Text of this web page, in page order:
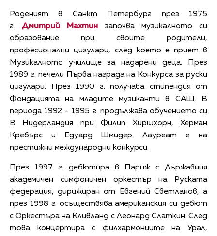
Роденият в Санкт Петербург през 1975
г. Дмитрий Махтин започва музикалното си
образование при своите родители,
професионални цигулари, след което е приет в
Музикалното училище за надарени деца. През
1989 г. печели Първа награда на Конкурса за руски
цигулари. През 1990 г. получава стипендия от
Фондацията на младите музиканти в САЩ. В
периода 1992 – 1995 г. продължава обучението си
В Нидерландия при Филип Хиршхорн, Херман
Кребърс и Едуард Шмидер. Лауреат е на
престижни международни конкурси.
През 1997 г. дебютира в Париж с Държавния
академичен симфоничен оркестър на Руската
федерация, дирижиран от Евгений Светланов, а
през 1998 г. осъществява американския си дебют
с Оркестъра на Кливланд с Леонард Слаткин. След
това концертира с филхармониите на Урал,